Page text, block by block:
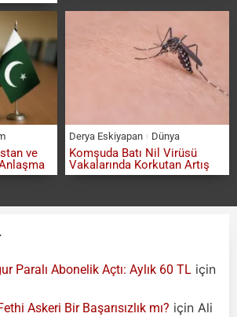
ve
Derya Eskiyapan Dünya
Komşuda Batı Nil Virüsü
Vakalarında Korkutan Artış
Paralı Abonelik Açtı: Aylık 60 TL için
Askeri Bir Başarısızlık mı? için Ali